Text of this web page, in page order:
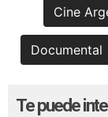
Cine
Documental
Te puede